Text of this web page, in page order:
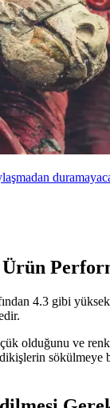
4.3 gibi
olduğunu ve
sökülmeye